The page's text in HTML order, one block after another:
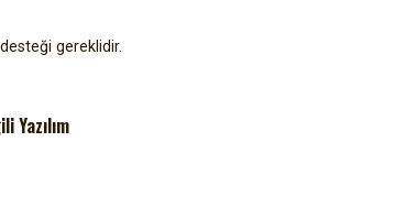
gereklidir.
Yazılım